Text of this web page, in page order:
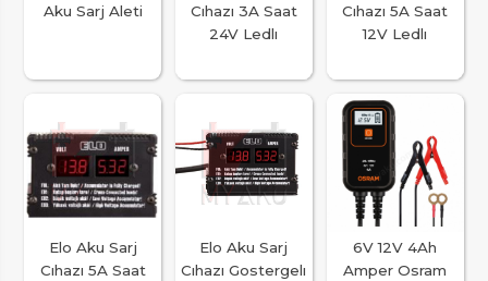
Aku Sarj Aleti
Cıhazı 3A Saat
24V Ledlı
Cıhazı 5A Saat
12V Ledlı
Elo Aku Sarj
Cıhazı 5A Saat
Elo Aku Sarj
Cıhazı Gostergelı
6V 12V 4Ah
Amper Osram